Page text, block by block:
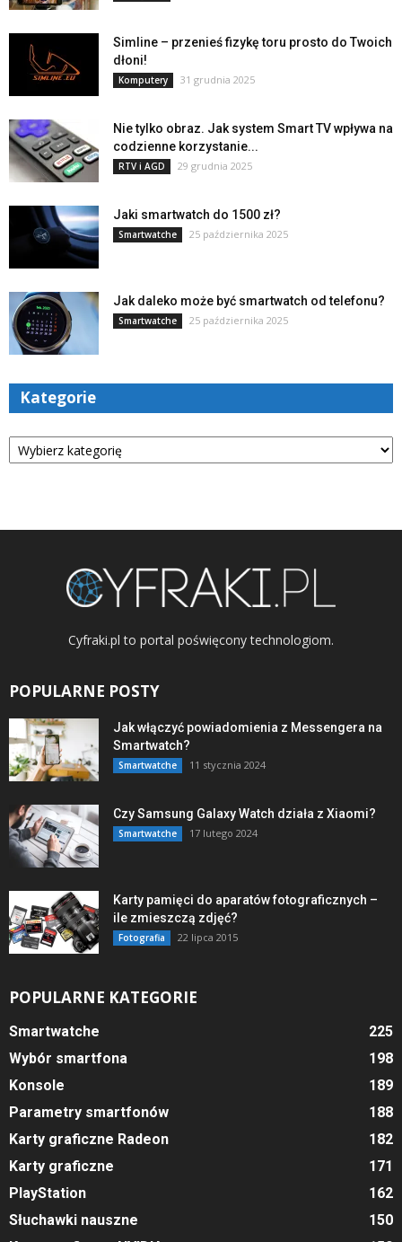
Simline – przenieś fizykę toru prosto do Twoich
dłoni!
Komputery 31 grudnia 2025
Nie tylko obraz. Jak system Smart TV wpływa na
codzienne korzystanie...
RTV i AGD 29 grudnia 2025
Jaki smartwatch do 1500 zł?
Smartwatche 25 października 2025
Jak daleko może być smartwatch od telefonu?
Smartwatche 25 października 2025
Kategorie
Kategorie
Cyfraki.pl to portal poświęcony technologiom.
POPULARNE POSTY
Jak włączyć powiadomienia z Messengera na
Smartwatch?
Smartwatche 11 stycznia 2024
Czy Samsung Galaxy Watch działa z Xiaomi?
Smartwatche 17 lutego 2024
Karty pamięci do aparatów fotograficznych –
ile zmieszczą zdjęć?
Fotografia 22 lipca 2015
POPULARNE KATEGORIE
Smartwatche
225
Wybór smartfona
198
Konsole
189
Parametry smartfonów
188
Karty graficzne Radeon
182
Karty graficzne
171
PlayStation
162
Słuchawki nauszne
150